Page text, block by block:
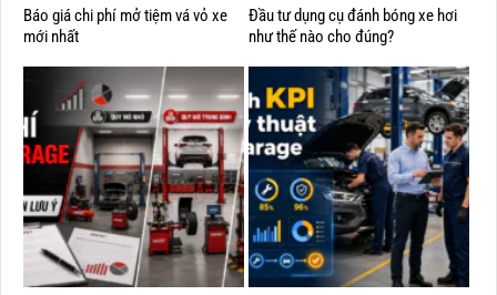
Báo giá chi phí mở tiệm vá vỏ xe
mới nhất
Đầu tư dụng cụ đánh bóng xe hơi
như thế nào cho đúng?